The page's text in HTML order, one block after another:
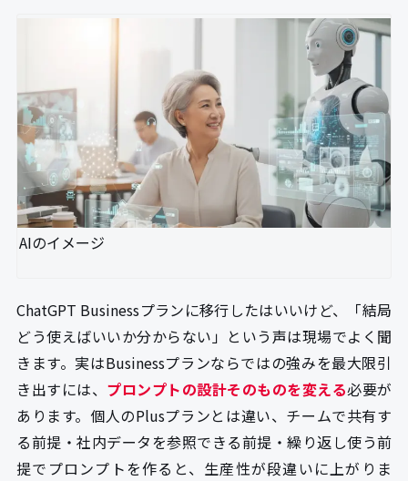
AIのイメージ
ChatGPT Businessプランに移行したはいいけど、「結局
どう使えばいいか分からない」という声は現場でよく聞
きます。実はBusinessプランならではの強みを最大限引
き出すには、 プロンプトの設計そのものを変える必要が
あります。個人のPlusプランとは違い、チームで共有す
る前提・社内データを参照できる前提・繰り返し使う前
提でプロンプトを作ると、生産性が段違いに上がりま